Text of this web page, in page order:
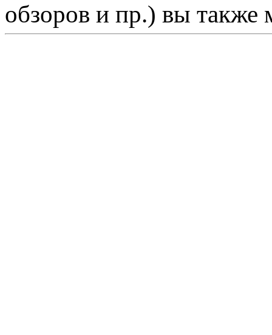
обзоров и пр.) вы также